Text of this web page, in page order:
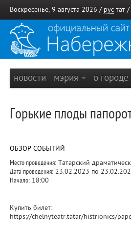
Воскресенье, 9 августа 2026 / рус тат /
новости мэрия о городе
Горькие плоды
ОБЗОР СОБЫТИЙ
Место проведения: Татарский
Дата проведения: 23.02.2023 по
Начало: 18:00
Купить билет:
https://chelnyteatr.tatar/histrionics/